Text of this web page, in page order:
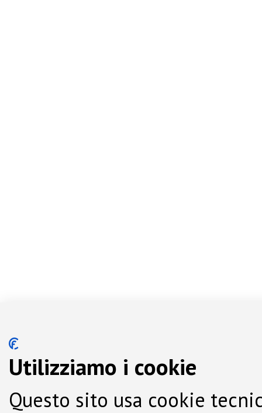
Utilizziamo i cookie
Questo sito usa cookie